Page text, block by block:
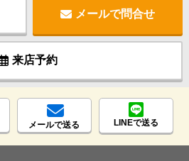
メールで問合せ
来店予約
メールで送る LINEで送る